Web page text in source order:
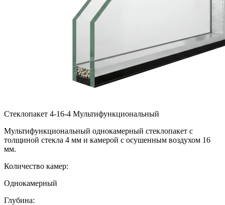
Стеклопакет 4-16-4 Мультифункциональный
Мультифункциональный однокамерный стеклопакет с
толщиной стекла 4 мм и камерой с осушенным воздухом 16
мм.
Количество камер:
Однокамерный
Глубина: